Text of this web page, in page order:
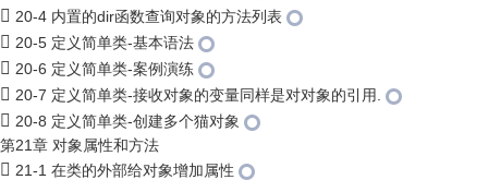
20-4 内置的dir函数查询对象的方法列表
20-5 定义简单类-基本语法
20-6 定义简单类-案例演练
20-7 定义简单类-接收对象的变量同样是对对象的引用.
20-8 定义简单类-创建多个猫对象
第21章 对象属性和方法
21-1 在类的外部给对象增加属性